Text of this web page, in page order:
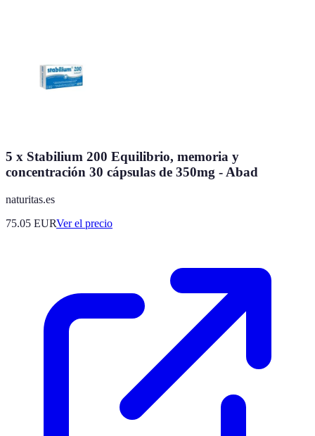
5 x Stabilium 200 Equilibrio, memoria y
concentración 30 cápsulas de 350mg - Abad
naturitas.es
75.05 EURVer el precio